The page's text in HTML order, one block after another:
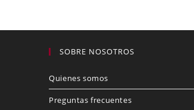
SOBRE NOSOTROS
Quienes somos
Preguntas frecuentes